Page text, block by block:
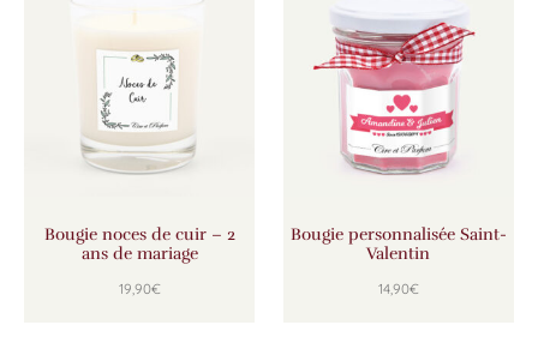
Bougie noces de cuir – 2
ans de mariage
19,90€
Bougie personnalisée Saint-
Valentin
14,90€